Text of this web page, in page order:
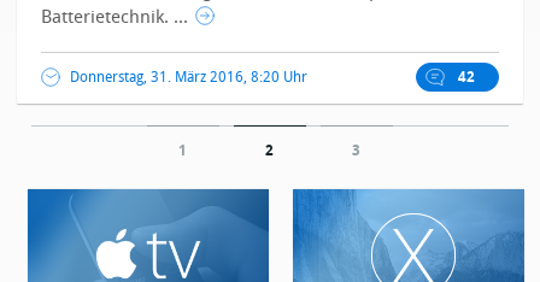
Batterietechnik. ...
Donnerstag, 31. März 2016, 8:20 Uhr 42
1 2 3